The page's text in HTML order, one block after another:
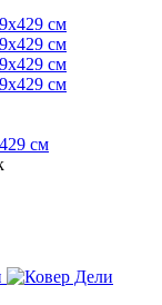
см